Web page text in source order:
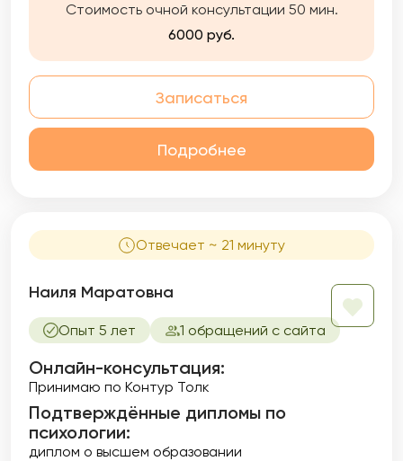
Стоимость очной консультации 50 мин.
6000 руб.
Записаться
Подробнее
Отвечает ~ 21 минуту
Наиля Маратовна
Опыт 5 лет 1 обращений с сайта
Онлайн-консультация:
Принимаю по Контур Толк
Подтверждённые дипломы по
психологии:
диплом о высшем образовании